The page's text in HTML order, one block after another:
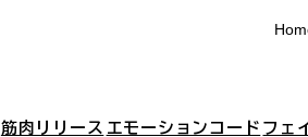
筋肉リリース エモーションコード フェ